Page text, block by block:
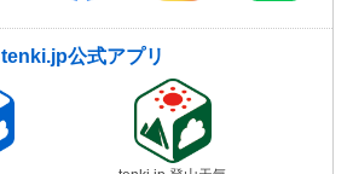
tenki.jp公式アプリ